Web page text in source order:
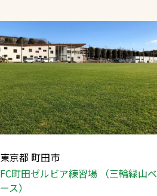
東京都 町田市
FC町田ゼルビア練習場 （三輪緑山ベ
ース）